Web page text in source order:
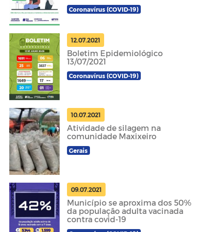
Coronavírus (COVID-19)
12.07.2021
Boletim Epidemiológico
13/07/2021
Coronavírus (COVID-19)
10.07.2021
Atividade de silagem na
comunidade Maxixeiro
Gerais
09.07.2021
Município se aproxima dos 50%
da população adulta vacinada
contra covid-19